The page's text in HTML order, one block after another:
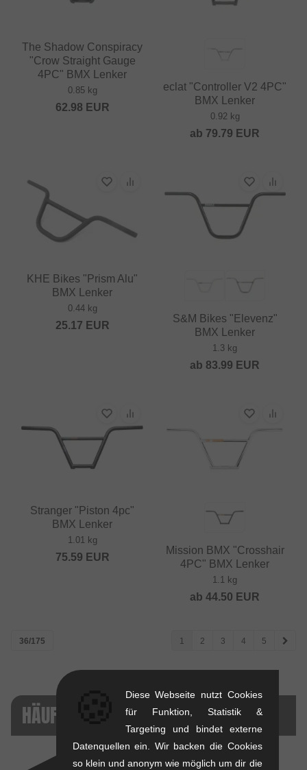
The Shadow Conspiracy
"Crow Straight Gauge
4PC" BMX Lenker
0.85 kg
62.98 EUR
eclat "Controller V2 4PC"
BMX Lenker
0.92 kg
ab 79.79 EUR
KHE Bikes "Prism Alu"
BMX Lenker
0.44 kg
25.17 EUR
S&M Bikes "Elevenz"
BMX Lenker
1.3 kg
ab 83.99 EUR
Stranger "Piston 4pc"
BMX Lenker
1.01 kg
75.59 EUR
Mission BMX "Crosshair
4PC" BMX Lenker
1.1 kg
ab 44.50 EUR
36/175 1 2 3 4 5
HÄUFIG VERGLICHEN
Diese Webseite nutzt Cookies
für Funktion, Statistik &
Targeting und bindet externe
Datenquellen ein. Wir backen die Cookies
so klein und anonym wie möglich um dir die